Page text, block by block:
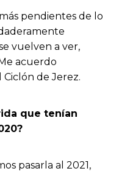
pendientes de lo
vuelven a ver,
acuerdo
de Jerez.
que tenían
pasarla al 2021,